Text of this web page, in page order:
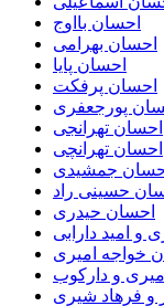
احسان بااوج
احسان بهرامی
احسان پایا
احسان پرفکت
پورجعفری
احسان تهرانجی
احسان تهرانچی
جمشیدی
حسینی راد
احسان حیدری
و امید دارابی
خواجه امیری
و دارکوب
و فرهاد شيرى